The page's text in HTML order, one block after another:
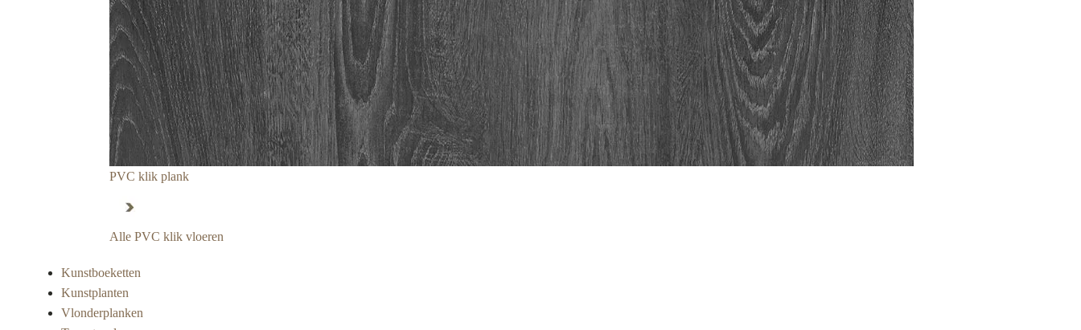
PVC klik plank
Alle PVC klik vloeren
Kunstboeketten
Kunstplanten
Vlonderplanken